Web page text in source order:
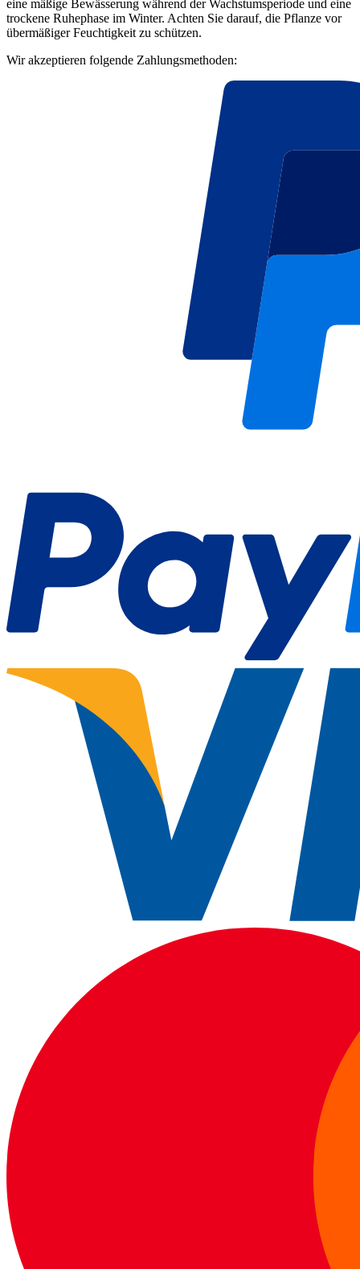
eine mäßige Bewässerung während der Wachstumsperiode und eine
trockene Ruhephase im Winter. Achten Sie darauf, die Pflanze vor
übermäßiger Feuchtigkeit zu schützen.
Wir akzeptieren folgende Zahlungsmethoden: